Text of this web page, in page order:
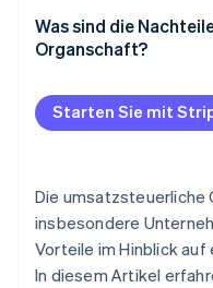
Was sind die
Organschaft?
Starten Sie mit
Die
insbesondere
Vorteile im Hinblick
In diesem Artikel